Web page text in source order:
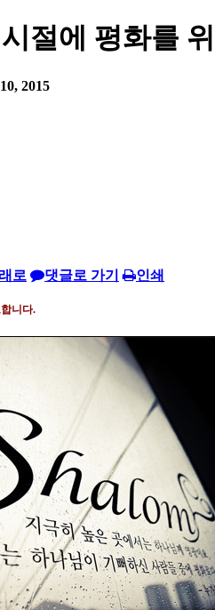
절에 평화를
2015
로 댓글로 가기 인쇄
니다.